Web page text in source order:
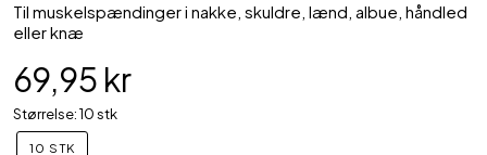
Til muskelspændinger i nakke, skuldre, lænd, albue, håndled
eller knæ
69,95 kr
Størrelse: 10 stk
10 STK